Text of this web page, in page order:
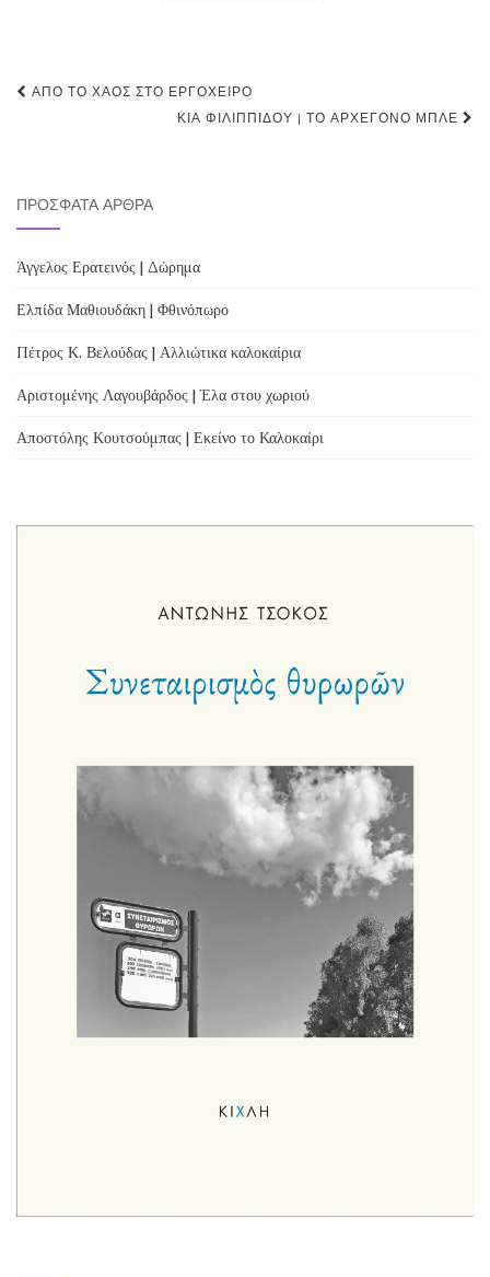
Post
navigation
ΑΠΌ ΤΟ ΧΆΟΣ ΣΤΟ ΕΡΓΌΧΕΙΡΟ
ΚΊΑ ΦΙΛΙΠΠΊΔΟΥ | ΤΟ ΑΡΧΈΓΟΝΟ ΜΠΛΕ
ΠΡΌΣΦΑΤΑ ΆΡΘΡΑ
Άγγελος Ερατεινός | Δώρημα
Ελπίδα Μαθιουδάκη | Φθινόπωρο
Πέτρος Κ. Βελούδας | Αλλιώτικα καλοκαίρια
Αριστομένης Λαγουβάρδος | Έλα στου χωριού
Αποστόλης Κουτσούμπας | Εκείνο το Καλοκαίρι